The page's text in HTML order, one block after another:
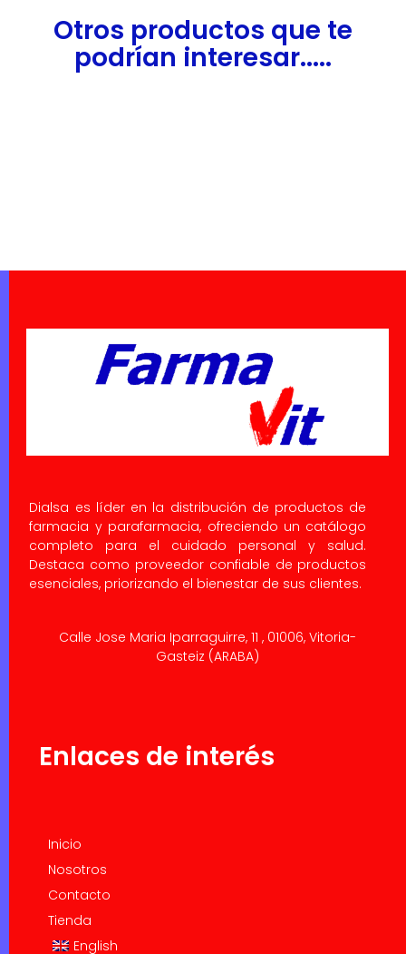
Otros productos que te
podrían interesar.....
Dialsa es líder en la distribución de productos de
farmacia y parafarmacia, ofreciendo un catálogo
completo para el cuidado personal y salud.
Destaca como proveedor confiable de productos
esenciales, priorizando el bienestar de sus clientes.
Calle Jose Maria Iparraguirre, 11 , 01006, Vitoria-
Gasteiz (ARABA)
Enlaces de interés
Inicio
Nosotros
Contacto
Tienda
English